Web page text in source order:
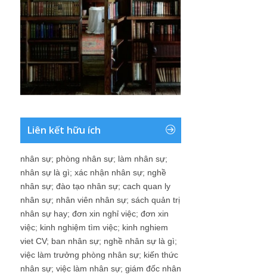
Liên kết hữu ích
nhân sự; phòng nhân sự; làm nhân sự;
nhân sự là gì; xác nhận nhân sự; nghề
nhân sự; đào tạo nhân sự; cach quan ly
nhân sự; nhân viên nhân sự; sách quản trị
nhân sự hay; đơn xin nghỉ việc; đơn xin
việc; kinh nghiệm tìm việc; kinh nghiem
viet CV; ban nhân sự; nghề nhân sự là gì;
việc làm trưởng phòng nhân sự; kiến thức
nhân sự; việc làm nhân sự; giám đốc nhân